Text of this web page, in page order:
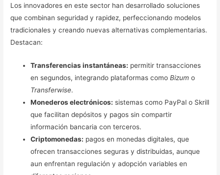
Los innovadores en este sector han desarrollado soluciones
que combinan seguridad y rapidez, perfeccionando modelos
tradicionales y creando nuevas alternativas complementarias.
Destacan:
Transferencias instantáneas: permitir transacciones
en segundos, integrando plataformas comoBizum o
Transferwise.
Monederos electrónicos: sistemas como PayPal o Skrill
que facilitan depósitos y pagos sin compartir
información bancaria con terceros.
Criptomonedas: pagos en monedas digitales, que
ofrecen transacciones seguras y distribuidas, aunque
aun enfrentan regulación y adopción variables en